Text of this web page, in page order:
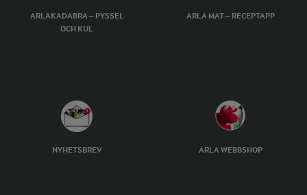
ARLAKADABRA – PYSSEL
OCH KUL
ARLA MAT – RECEPTAPP
NYHETSBREV ARLA WEBBSHOP